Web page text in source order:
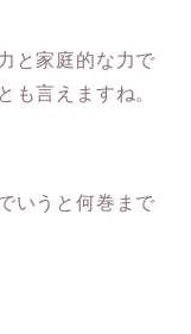
と家庭的な力で
も言えますね。
いうと何巻まで